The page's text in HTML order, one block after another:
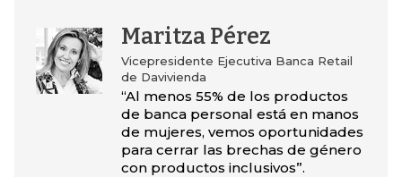
Maritza Pérez
Vicepresidente Ejecutiva Banca Retail
de Davivienda
“Al menos 55% de los productos
de banca personal está en manos
de mujeres, vemos oportunidades
para cerrar las brechas de género
con productos inclusivos”.